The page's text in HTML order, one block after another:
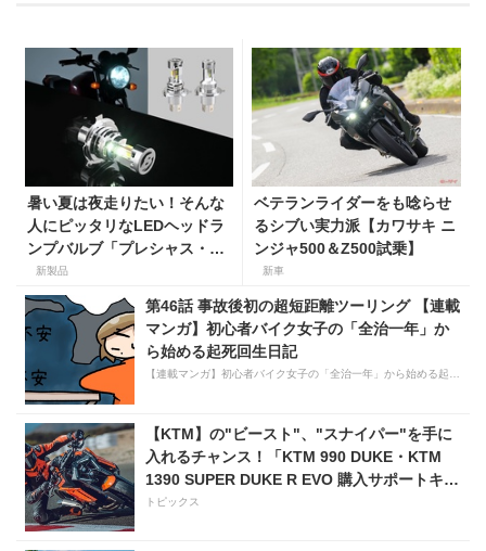
暑い夏は夜走りたい！そんな
人にピッタリなLEDヘッドラ
ンプバルブ「プレシャス・レ
イ ZX」が【デイトナ】から
登場
新製品
ベテランライダーをも唸らせ
るシブい実力派【カワサキ ニ
ンジャ500＆Z500試乗】
新車
第46話 事故後初の超短距離ツーリング 【連載
マンガ】初心者バイク女子の「全治一年」か
ら始める起死回生日記
【連載マンガ】初心者バイク女子の「全治一年」から始める起死回生日記
【KTM】の"ビースト"、"スナイパー"を手に
入れるチャンス！「KTM 990 DUKE・KTM
1390 SUPER DUKE R EVO 購入サポートキャ
ンペーン」
トピックス